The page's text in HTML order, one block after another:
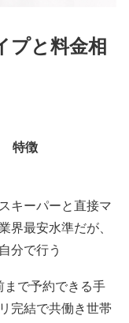
プと料金相
特徴
キーパーと直接マ
界最安水準だが、
分で行う
まで予約できる手
完結で共働き世帯